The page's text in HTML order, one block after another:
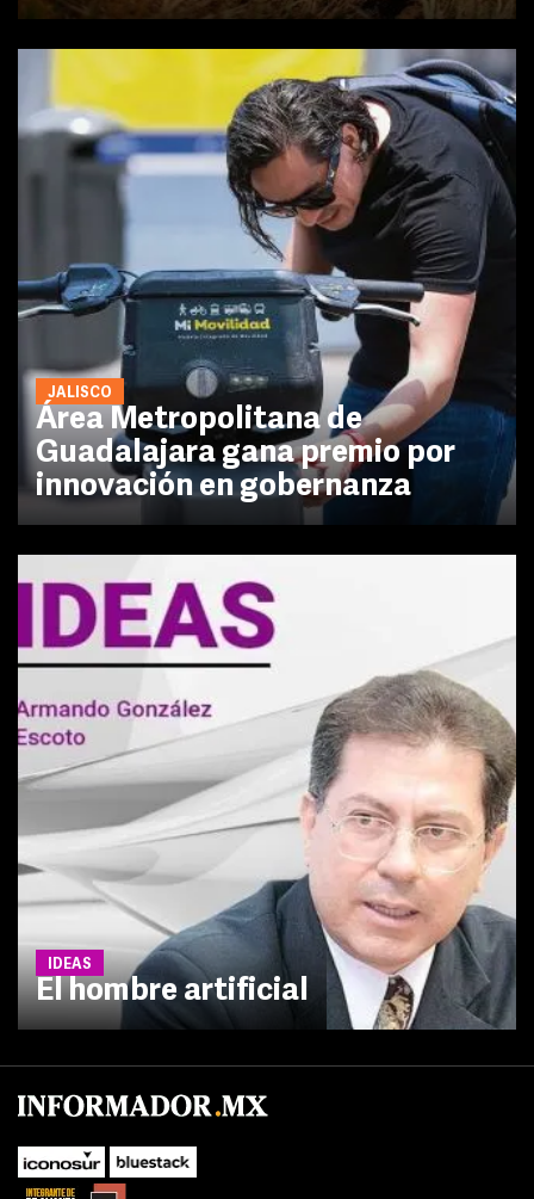
JALISCO
Área Metropolitana de
Guadalajara gana premio por
innovación en gobernanza
IDEAS
El hombre artificial